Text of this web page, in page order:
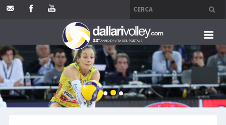
HOME
EDITORIALI